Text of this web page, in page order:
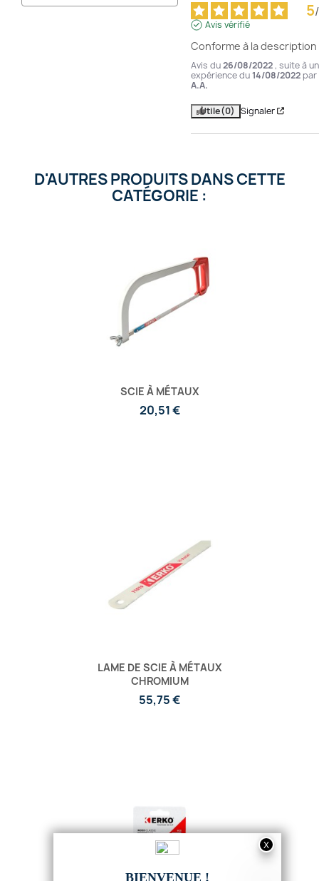
5/
Avis vérifié
Conforme à la description
Avis du26/08/2022, suite à
expérience du14/08/2022 par
A.A.
Utile(0) Signaler
D'AUTRES PRODUITS DANS CETTE
CATÉGORIE :
SCIE À MÉTAUX
20,51 €
LAME DE SCIE À MÉTAUX
CHROMIUM
55,75 €